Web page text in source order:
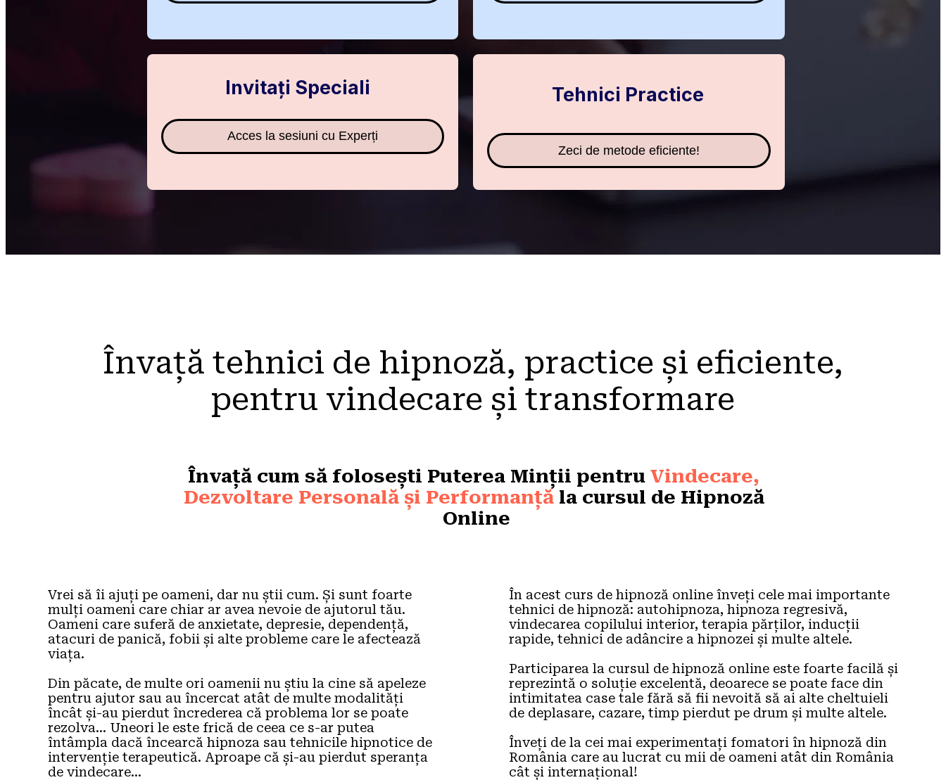
Invitați Speciali
Acces la sesiuni cu Experți
Tehnici Practice
Zeci de metode eficiente!
Învață tehnici de hipnoză, practice și eficiente,
pentru vindecare și transformare
Vrei să îi ajuți pe oameni, dar nu știi cum. Și sunt foarte
mulți oameni care chiar ar avea nevoie de ajutorul tău.
Oameni care suferă de anxietate, depresie, dependență,
atacuri de panică, fobii și alte probleme care le afectează
viața.
Din păcate, de multe ori oamenii nu știu la cine să apeleze
pentru ajutor sau au încercat atât de multe modalități
încât și-au pierdut încrederea că problema lor se poate
rezolva... Uneori le este frică de ceea ce s-ar putea
întâmpla dacă încearcă hipnoza sau tehnicile hipnotice de
intervenție terapeutică. Aproape că și-au pierdut speranța
de vindecare...
În acest curs de hipnoză online înveți cele mai importante
tehnici de hipnoză: autohipnoza, hipnoza regresivă,
vindecarea copilului interior, terapia părților, inducții
rapide, tehnici de adâncire a hipnozei și multe altele.
Participarea la cursul de hipnoză online este foarte facilă și
reprezintă o soluție excelentă, deoarece se poate face din
intimitatea case tale fără să fii nevoită să ai alte cheltuieli
de deplasare, cazare, timp pierdut pe drum și multe altele.
Înveți de la cei mai experimentați fomatori în hipnoză din
România care au lucrat cu mii de oameni atât din România
cât și internațional!
Învață cum să folosești Puterea Minții pentru Vindecare,
Dezvoltare Personală și Performanță la cursul de Hipnoză
Online